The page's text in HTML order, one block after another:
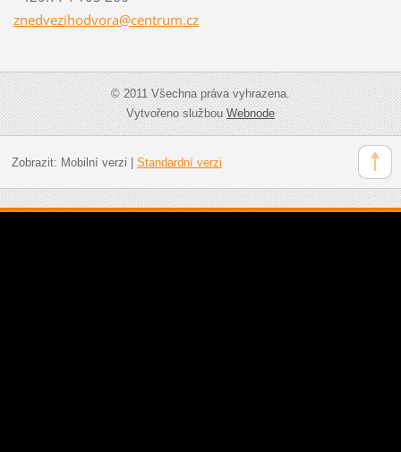
znedvezihodvora@centrum.cz
© 2011 Všechna práva vyhrazena.
Vytvořeno službouWebnode
Zobrazit: Mobilní verzi Standardní verzi